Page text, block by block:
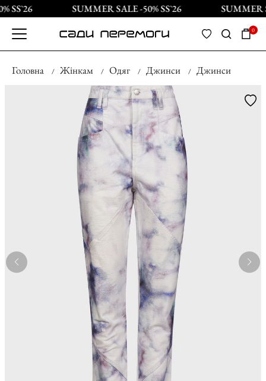
SS`26 SUMMER SALE -50% SS`26 SUMMER
0
Головна Жінкам Одяг Джинси Джинси